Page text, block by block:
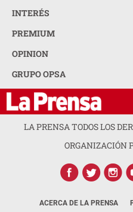
INTERÉS
PREMIUM
OPINION
GRUPO OPSA
LA PRENSA TODOS LOS
ORGANIZACIÓN
ACERCA DE LA PRENSA